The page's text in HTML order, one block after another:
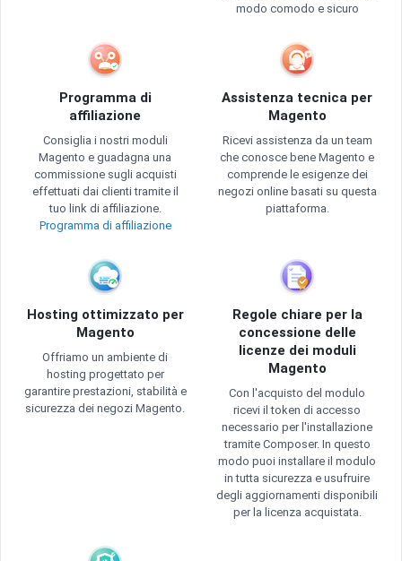
modo comodo e sicuro
Programma di
affiliazione
Consiglia i nostri moduli
Magento e guadagna una
commissione sugli acquisti
effettuati dai clienti tramite il
tuo link di affiliazione.
Programma di affiliazione
Assistenza tecnica per
Magento
Ricevi assistenza da un team
che conosce bene Magento e
comprende le esigenze dei
negozi online basati su questa
piattaforma.
Hosting ottimizzato per
Magento
Offriamo un ambiente di
hosting progettato per
garantire prestazioni, stabilità e
sicurezza dei negozi Magento.
Regole chiare per la
concessione delle
licenze dei moduli
Magento
Con l'acquisto del modulo
ricevi il token di accesso
necessario per l'installazione
tramite Composer. In questo
modo puoi installare il modulo
in tutta sicurezza e usufruire
degli aggiornamenti disponibili
per la licenza acquistata.